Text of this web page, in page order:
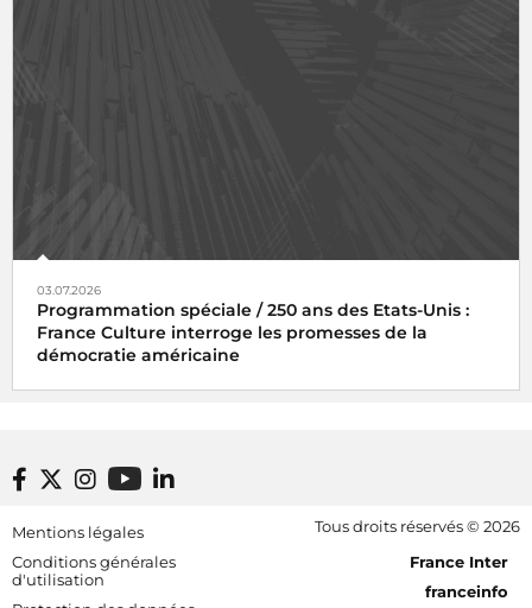
03.07.2026
Programmation spéciale / 250 ans des Etats-Unis :
France Culture interroge les promesses de la
démocratie américaine
Footer bottom
Mentions légales
Conditions générales
d'utilisation
Tous droits réservés © 2026
[RDF] Pied de page - Mobile
France Inter
franceinfo